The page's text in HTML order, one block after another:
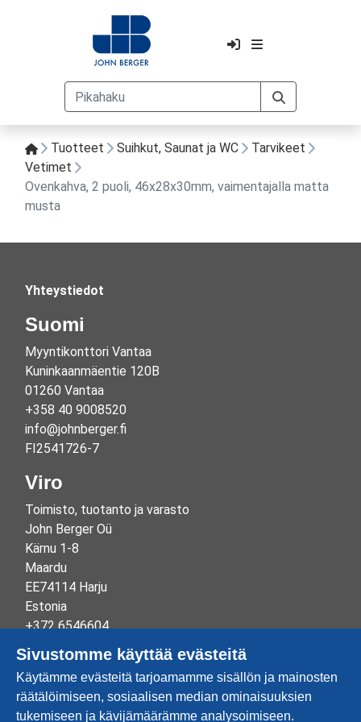
Tuotteet Suihkut, Saunat ja WC
Tarvikeet
Vetimet
Ovenkahva, 2 puoli, 46x28x30mm, vaimentajalla matta
musta
Yhteystiedot
Suomi
Myyntikonttori Vantaa
Kuninkaanmäentie 120B
01260 Vantaa
+358 40 9008520
info@johnberger.fi
FI2541726-7
Viro
Toimisto, tuotanto ja varasto
John Berger Oü
Kärnu 1-8
Maardu
EE74114 Harju
Estonia
+372 6546604
info@johnberger.ee
Reg.nr 10265834
EE100332513
Sivustomme käyttää evästeitä
Käytämme evästeitä tarjoamamme sisällön ja mainosten
räätälöimiseen, sosiaalisen median ominaisuuksien
tukemiseen ja kävijämäärämme analysoimiseen.